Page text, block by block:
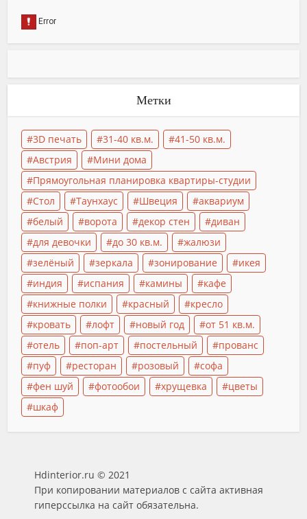
Метки
3D печать 31-40 кв.м.
41-50 кв.м.
Австрия
Мини дома
Прямоугольная планировка квартиры-студии
Стол
Таунхаус Швеция
аквариум
белый
ворота декор стен
диван
для девочки
до 30 кв.м.
жалюзи
зелёный
зеркала зонирование
икея
индия
испания камины
кафе
книжные полки
красный
кресло
кровать
лофт новый год
от 51 кв.м.
отель
поп-арт постельный
прованс
пуф
ресторан розовый
софа
фен шуй
фотообои хрущевка
цветы
шкаф
Hdinterior.ru © 2021
При копировании материалов с сайта активная
гиперссылка на сайт обязательна.